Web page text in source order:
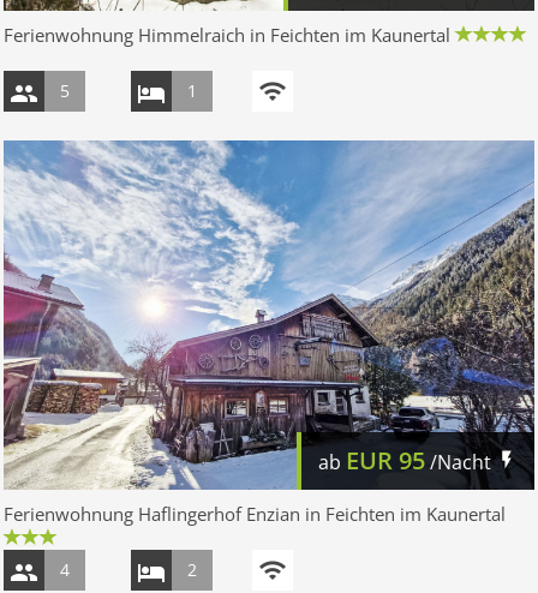
Ferienwohnung Himmelraich in Feichten im Kaunertal
5 1
ab EUR95/Nacht
Ferienwohnung Haflingerhof Enzian in Feichten im Kaunertal
4 2